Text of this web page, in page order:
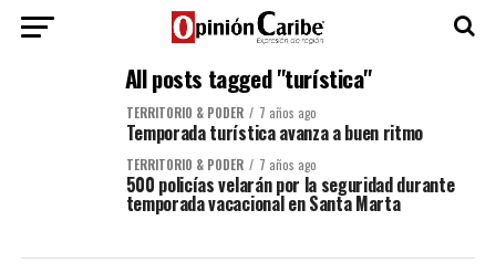
All posts tagged "turística"
TERRITORIO & PODER 7 años ago
Temporada turística avanza a buen ritmo
TERRITORIO & PODER 7 años ago
500 policías velarán por la seguridad durante
temporada vacacional en Santa Marta